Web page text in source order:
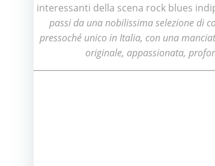
interessanti della scena rock blues
passi da una nobilissima selezione di
pressoché unico in Italia, con una
originale, appassionata,